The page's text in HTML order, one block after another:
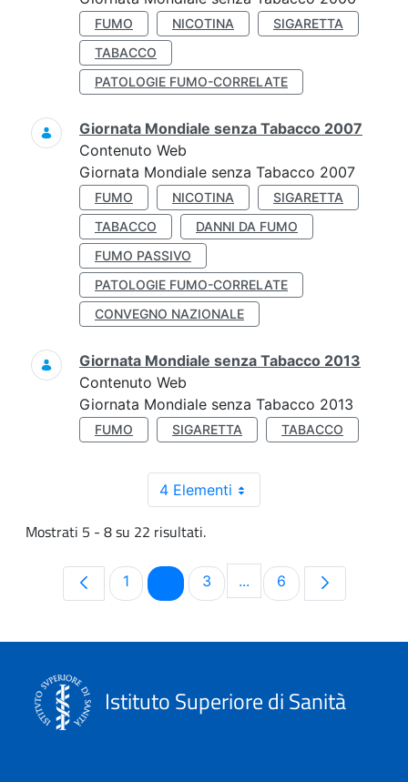
FUMO NICOTINA
SIGARETTA
TABACCO
PATOLOGIE FUMO-CORRELATE
Giornata Mondiale senza Tabacco 2007
Contenuto Web
Giornata Mondiale senza Tabacco 2007
FUMO NICOTINA
SIGARETTA
TABACCO
DANNI DA FUMO
FUMO PASSIVO
PATOLOGIE FUMO-CORRELATE
CONVEGNO NAZIONALE
Giornata Mondiale senza Tabacco 2013
Contenuto Web
Giornata Mondiale senza Tabacco 2013
FUMO SIGARETTA TABACCO
4 Elementi
Mostrati 5 - 8 su 22 risultati.
Pagina
1 PaginaPagina
3 ...Pagine intermedie Use
Pagina
6
Istituto Superiore di Sanità